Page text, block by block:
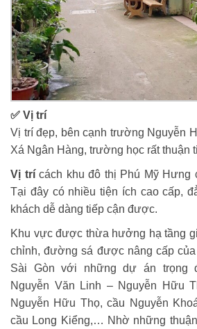
✅ Vị trí
Vị trí đẹp, bên cạnh trường Nguyễn
Xá Ngân Hàng, trường học rất thuận
Vị trícách khu đô thị Phú Mỹ Hưng
Tại đây có nhiều tiện ích cao cấp,
khách dễ dàng tiếp cận được.
Khu vực được thừa hưởng hạ tầng
chỉnh, đường sá được nâng cấp
Sài Gòn với những dự án trọng
Nguyễn Văn Linh – Nguyễn Hữu
Nguyễn Hữu Thọ, cầu Nguyễn
cầu Long Kiểng,… Nhờ những